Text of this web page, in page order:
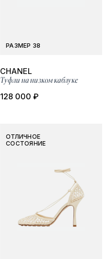
РАЗМЕР 38
CHANEL
Туфли на низком каблуке
128 000 ₽
ОТЛИЧНОЕ
СОСТОЯНИЕ